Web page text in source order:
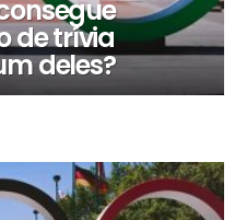
de trívia
deles?